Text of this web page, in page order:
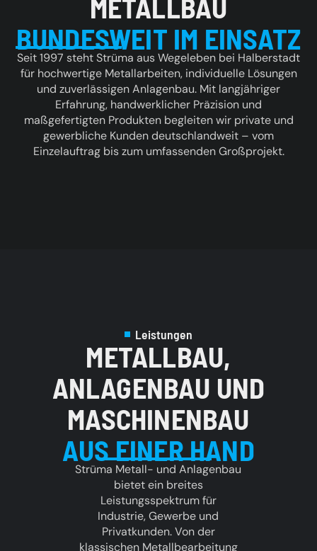
METALLBAU
BUNDESWEIT IM EINSATZ
Seit 1997 steht Strüma aus Wegeleben bei Halberstadt
für hochwertige Metallarbeiten, individuelle Lösungen
und zuverlässigen Anlagenbau. Mit langjähriger
Erfahrung, handwerklicher Präzision und
maßgefertigten Produkten begleiten wir private und
gewerbliche Kunden deutschlandweit – vom
Einzelauftrag bis zum umfassenden Großprojekt.
Leistungen
METALLBAU,
ANLAGENBAU UND
MASCHINENBAU
AUS EINER HAND
Strüma Metall- und Anlagenbau
bietet ein breites
Leistungsspektrum für
Industrie, Gewerbe und
Privatkunden. Von der
klassischen Metallbearbeitung